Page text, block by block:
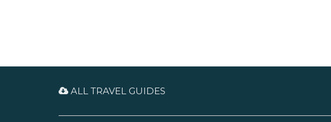
ALL TRAVEL GUIDES